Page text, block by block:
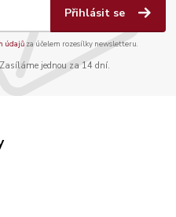
Přihlásit se
údajůza účelem rozesílky newsletteru.
jednou za 14 dní.